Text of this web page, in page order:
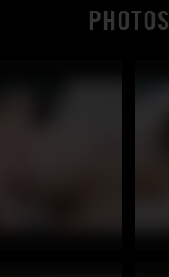
PHOTOS